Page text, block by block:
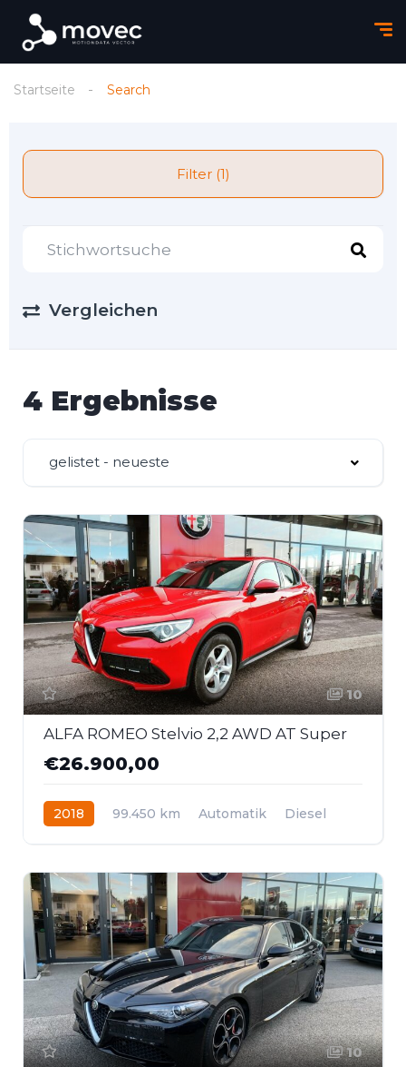
Startseite Search
Filter (1)
Vergleichen
4 Ergebnisse
gelistet - neueste
10
ALFA ROMEO Stelvio 2,2 AWD AT Super
€26.900,00
2018 99.450 km Automatik
Diesel
10